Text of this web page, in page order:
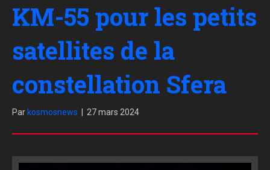
KM-55 pour les petits
satellites de la
constellation Sfera
Par kosmosnews 27 mars 2024